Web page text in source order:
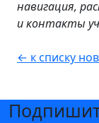
навигация,
и контакты
← к списку